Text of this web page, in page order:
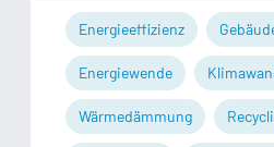
Energieeffizienz
Energiewende
Wärmedämmung